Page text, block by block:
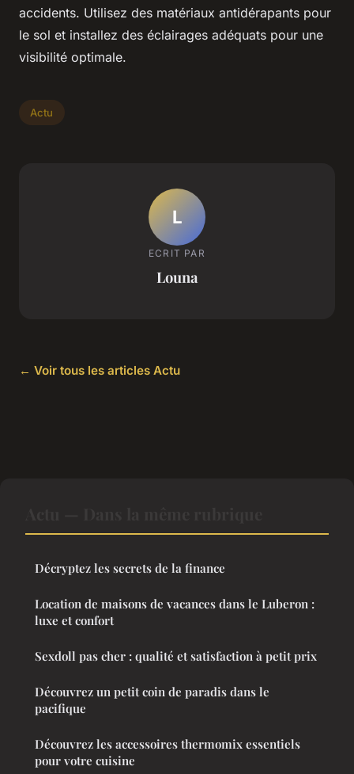
accidents. Utilisez des matériaux antidérapants pour
le sol et installez des éclairages adéquats pour une
visibilité optimale.
Actu
L
ECRIT PAR
Louna
← Voir tous les articles Actu
Décryptez les secrets de la finance
Location de maisons de vacances dans le Luberon :
luxe et confort
Sexdoll pas cher : qualité et satisfaction à petit prix
Découvrez un petit coin de paradis dans le
pacifique
Découvrez les accessoires thermomix essentiels
pour votre cuisine